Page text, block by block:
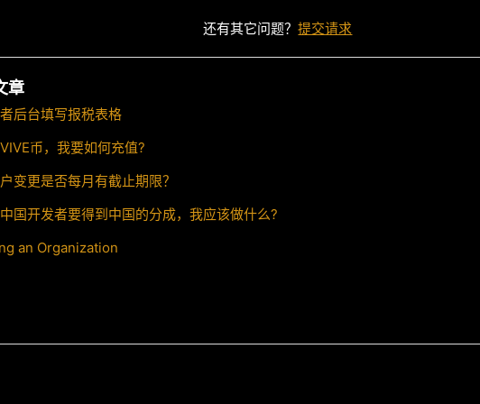
还有其它问题？提交请求
章
后台填写报税表格
币，我要如何充值?
变更是否每月有截止期限？
国开发者要得到中国的分成，我应该做什么?
an Organization